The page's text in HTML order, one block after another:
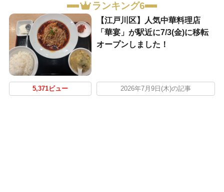
ランキング6
【江戸川区】人気中華料理店
「華宴」が駅近に7/3(金)に移転
オープンしました！
5,371ビュー 2026年7月9日(木)の記事